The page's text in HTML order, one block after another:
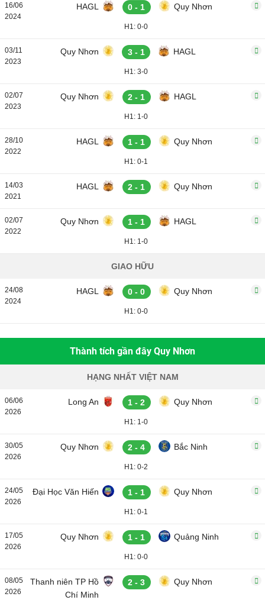
16/06
2024
HAGL 0 - 1 Quy Nhơn
H1: 0-0
03/11
2023
Quy Nhơn 3 - 1 HAGL
H1: 3-0
02/07
2023
Quy Nhơn 2 - 1 HAGL
H1: 1-0
28/10
2022
HAGL 1 - 1 Quy Nhơn
H1: 0-1
14/03
2021
HAGL 2 - 1 Quy Nhơn
02/07
2022
Quy Nhơn 1 - 1 HAGL
H1: 1-0
GIAO HỮU
24/08
2024
HAGL 0 - 0 Quy Nhơn
H1: 0-0
Thành tích gần đây Quy Nhơn
HẠNG NHẤT VIỆT NAM
06/06
2026
Long An 1 - 2 Quy Nhơn
H1: 1-0
30/05
2026
Quy Nhơn 2 - 4 Bắc Ninh
H1: 0-2
24/05
2026
Đại Học Văn Hiến 1 - 1 Quy Nhơn
H1: 0-1
17/05
2026
Quy Nhơn 1 - 1 Quảng Ninh
H1: 0-0
08/05
2026
Thanh niên TP Hồ
Chí Minh
2 - 3 Quy Nhơn